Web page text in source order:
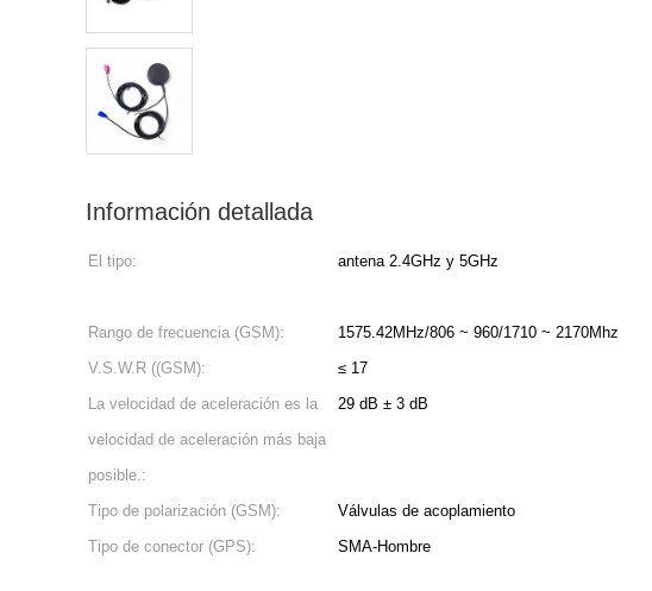
Información detallada
El tipo: antena 2.4GHz y 5GHz
Rango de frecuencia (GSM):
1575.42MHz/806 ~ 960/1710 ~ 2170Mhz
V.S.W.R ((GSM):
≤ 17
La velocidad de aceleración es la
velocidad de aceleración más baja
posible.:
29 dB ± 3 dB
Tipo de polarización (GSM): Válvulas de acoplamiento
Tipo de conector (GPS):
SMA-Hombre